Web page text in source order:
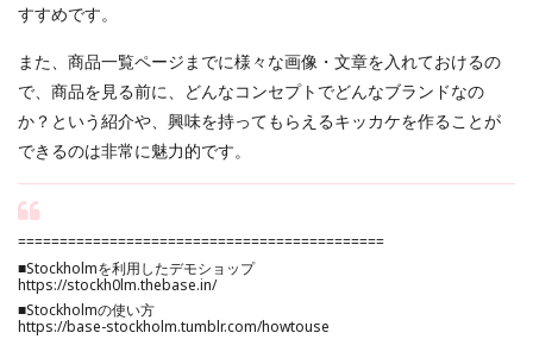
すすめです。
また、商品一覧ページまでに様々な画像・文章を入れておけるの
で、商品を見る前に、どんなコンセプトでどんなブランドなの
か？という紹介や、興味を持ってもらえるキッカケを作ることが
できるのは非常に魅力的です。
============================================
■Stockholmを利用したデモショップ
https://stockh0lm.thebase.in/
■Stockholmの使い方
https://base-stockholm.tumblr.com/howtouse